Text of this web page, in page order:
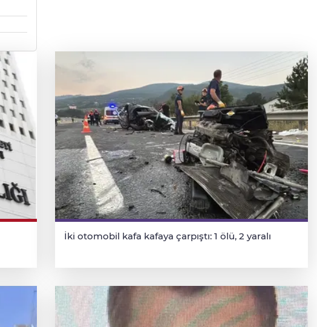
İki otomobil kafa kafaya çarpıştı: 1 ölü, 2 yaralı